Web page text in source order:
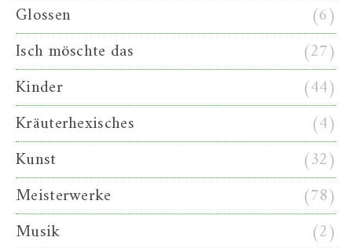
Glossen
(6)
Isch möschte das
(27)
Kinder
(44)
Kräuterhexisches
(4)
Kunst
(32)
Meisterwerke
(78)
Musik
(2)